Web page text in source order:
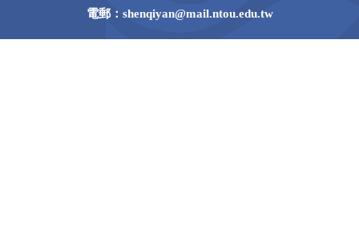
電郵：shenqiyan@mail.ntou.edu.tw